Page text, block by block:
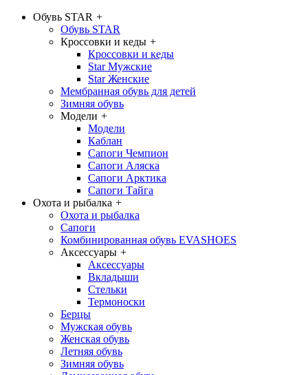
Обувь STAR +
Обувь STAR
Кроссовки и кеды +
Кроссовки и кеды
Star Мужские
Star Женские
Мембранная обувь для детей
Зимняя обувь
Модели +
Модели
Каблан
Сапоги Чемпион
Сапоги Аляска
Сапоги Арктика
Сапоги Тайга
Охота и рыбалка +
Охота и рыбалка
Сапоги
Комбинированная обувь EVASHOES
Аксессуары +
Аксессуары
Вкладыши
Стельки
Термоноски
Берцы
Мужская обувь
Женская обувь
Летняя обувь
Зимняя обувь